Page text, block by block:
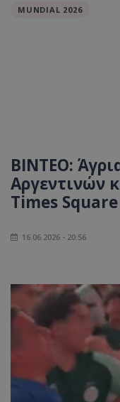
MUNDIAL 2026
BINTEO:
Αργεντινών
Times Square
16.06.2026 - 20:56